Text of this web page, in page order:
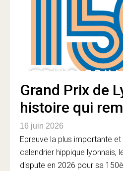
Grand Prix de
histoire qui
16 juin 2026
Epreuve la plus importante
calendrier hippique lyonnais,
dispute en 2026 pour sa